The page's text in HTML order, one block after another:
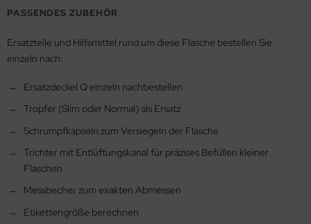
PASSENDES ZUBEHÖR
Ersatzteile und Hilfsmittel rund um diese Flasche bestellen Sie
einzeln nach:
Ersatzdeckel Q einzeln nachbestellen
Tropfer (Slim oder Normal) als Ersatz
Schrumpfkapseln zum Versiegeln der Flasche
Trichter mit Entlüftungskanal für präzises Befüllen kleiner
Flaschen
Messbecher zum exakten Abmessen
Etikettengröße berechnen